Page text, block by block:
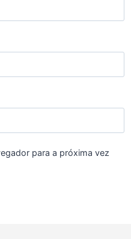
para a próxima vez